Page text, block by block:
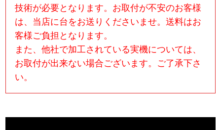
技術が必要となります。お取付が不安のお客様
は、当店に台をお送りくださいませ。送料はお
客様ご負担となります。
また、他社で加工されている実機については、
お取付が出来ない場合ございます。ご了承下さ
い。